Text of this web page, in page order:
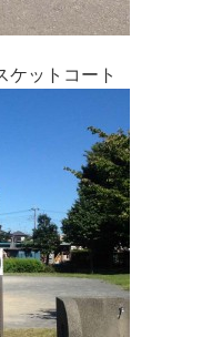
ケットコート